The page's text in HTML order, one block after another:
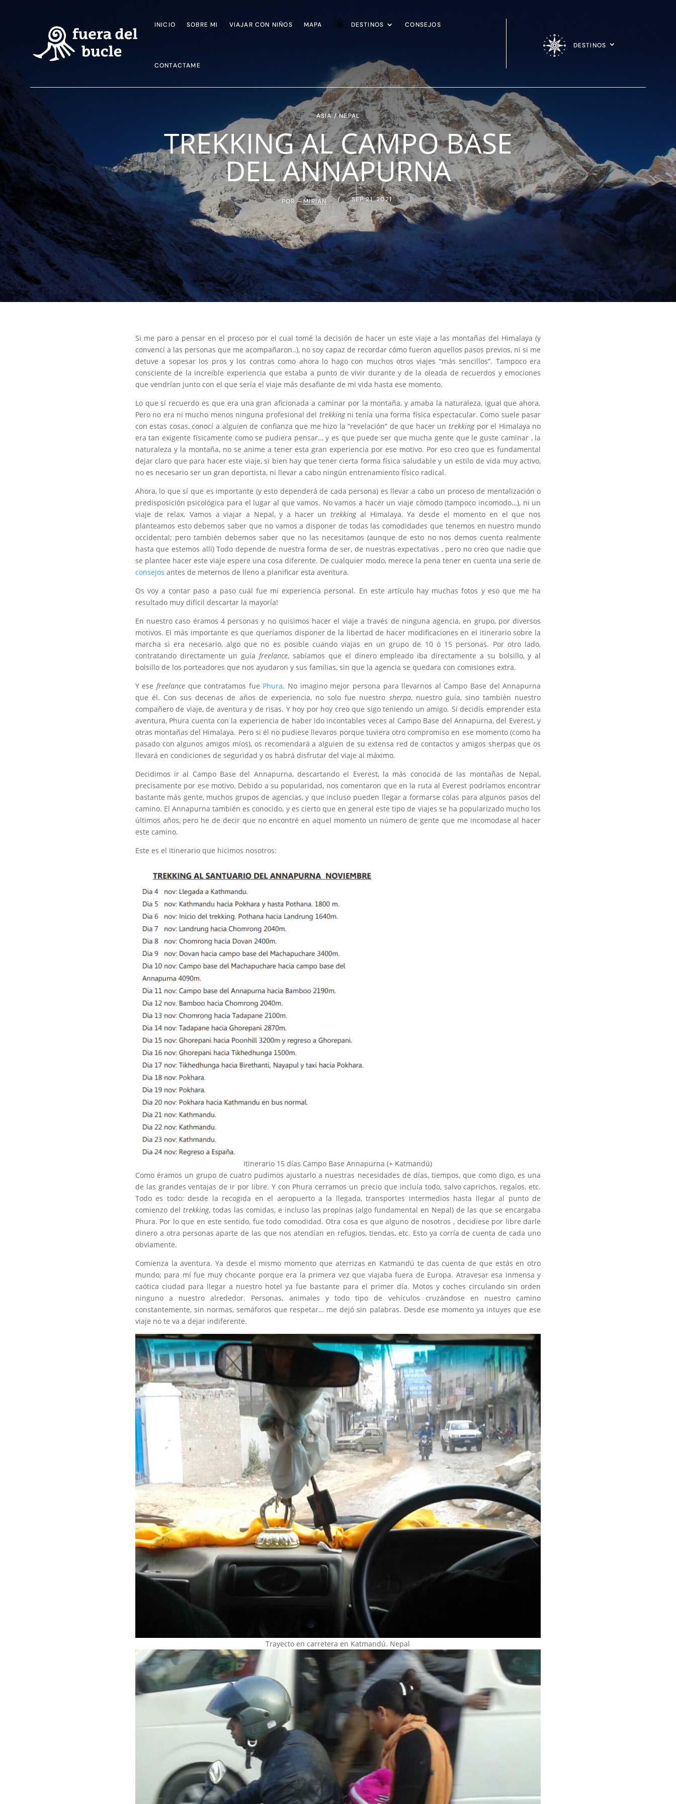
INICIO SOBRE MI VIAJAR CON NIÑOS MAPA DESTINOS CONSEJOS
CONTACTAME
DESTINOS
ASIA/NEPAL
TREKKING AL CAMPO BASE
DEL ANNAPURNA
POR -MIRIAN / SEP 21, 2021
Si me paro a pensar en el proceso por el cual tomé la decisión de hacer un este viaje a las montañas del Himalaya (y
convencí a las personas que me acompañaron..), no soy capaz de recordar cómo fueron aquellos pasos previos, ni si me
detuve a sopesar los pros y los contras como ahora lo hago con muchos otros viajes “más sencillos”. Tampoco era
consciente de la increíble experiencia que estaba a punto de vivir durante y de la oleada de recuerdos y emociones
que vendrían junto con el que sería el viaje más desafiante de mi vida hasta ese momento.
Lo que sí recuerdo es que era una gran aficionada a caminar por la montaña, y amaba la naturaleza, igual que ahora.
Pero no era ni mucho menos ninguna profesional del trekkingni tenía una forma física espectacular. Como suele pasar
con estas cosas, conocí a alguien de confianza que me hizo la “revelación” de que hacer untrekkingpor el Himalaya no
era tan exigente físicamente como se pudiera pensar… y es que puede ser que mucha gente que le guste caminar , la
naturaleza y la montaña, no se anime a tener esta gran experiencia por ese motivo. Por eso creo que es fundamental
dejar claro que para hacer este viaje, si bien hay que tener cierta forma física saludable y un estilo de vida muy activo,
no es necesario ser un gran deportista, ni llevar a cabo ningún entrenamiento físico radical.
Ahora, lo que sí que es importante (y esto dependerá de cada persona) es llevar a cabo un proceso de mentalización o
predisposición psicológica para el lugar al que vamos. No vamos a hacer un viaje cómodo (tampoco incomodo…), ni un
viaje de relax. Vamos a viajar a Nepal, y a hacer untrekkingal Himalaya. Ya desde el momento en el que nos
planteamos esto debemos saber que no vamos a disponer de todas las comodidades que tenemos en nuestro mundo
occidental; pero también debemos saber que no las necesitamos (aunque de esto no nos demos cuenta realmente
hasta que estemos allí) Todo depende de nuestra forma de ser, de nuestras expectativas , pero no creo que nadie que
se plantee hacer este viaje espere una cosa diferente. De cualquier modo, merece la pena tener en cuenta una serie de
consejos antes de meternos de lleno a planificar esta aventura.
Os voy a contar paso a paso cuál fue mi experiencia personal. En este artículo hay muchas fotos y eso que me ha
resultado muy difícil descartar la mayoría!
En nuestro caso éramos 4 personas y no quisimos hacer el viaje a través de ninguna agencia, en grupo, por diversos
motivos. El más importante es que queríamos disponer de la libertad de hacer modificaciones en el itinerario sobre la
marcha si era necesario, algo que no es posible cuando viajas en un grupo de 10 ó 15 personas. Por otro lado,
contratando directamente un guíafreelance, sabíamos que el dinero empleado iba directamente a su bolsillo, y al
bolsillo de los porteadores que nos ayudaron y sus familias, sin que la agencia se quedara con comisiones extra.
Y esefreelance que contratamos fue Phura. No imagino mejor persona para llevarnos al Campo Base del Annapurna
que él. Con sus decenas de años de experiencia, no solo fue nuestro sherpa, nuestro guía, sino también nuestro
compañero de viaje, de aventura y de risas. Y hoy por hoy creo que sigo teniendo un amigo. Si decidís emprender esta
aventura, Phura cuenta con la experiencia de haber ido incontables veces al Campo Base del Annapurna, del Everest, y
otras montañas del Himalaya. Pero si él no pudiese llevaros porque tuviera otro compromiso en ese momento (como ha
pasado con algunos amigos míos), os recomendará a alguien de su extensa red de contactos y amigos sherpas que os
llevará en condiciones de seguridad y os habrá disfrutar del viaje al máximo.
Decidimos ir al Campo Base del Annapurna, descartando el Everest, la más conocida de las montañas de Nepal,
precisamente por ese motivo. Debido a su popularidad, nos comentaron que en la ruta al Everest podríamos encontrar
bastante más gente, muchos grupos de agencias, y que incluso pueden llegar a formarse colas para algunos pasos del
camino. El Annapurna también es conocido, y es cierto que en general este tipo de viajes se ha popularizado mucho los
últimos años, pero he de decir que no encontré en aquel momento un número de gente que me incomodase al hacer
este camino.
Este es el itinerario que hicimos nosotros:
Itinerario 15 días Campo Base Annapurna (+ Katmandú)
Como éramos un grupo de cuatro pudimos ajustarlo a nuestras necesidades de días, tiempos, que como digo, es una
de las grandes ventajas de ir por libre. Y con Phura cerramos un precio que incluía todo, salvo caprichos, regalos, etc.
Todo es todo: desde la recogida en el aeropuerto a la llegada, transportes intermedios hasta llegar al punto de
comienzo del trekking, todas las comidas, e incluso las propinas (algo fundamental en Nepal) de las que se encargaba
Phura. Por lo que en este sentido, fue todo comodidad. Otra cosa es que alguno de nosotros , decidiese por libre darle
dinero a otra personas aparte de las que nos atendían en refugios, tiendas, etc. Esto ya corría de cuenta de cada uno
obviamente.
Comienza la aventura. Ya desde el mismo momento que aterrizas en Katmandú te das cuenta de que estás en otro
mundo; para mí fue muy chocante porque era la primera vez que viajaba fuera de Europa. Atravesar esa inmensa y
caótica ciudad para llegar a nuestro hotel ya fue bastante para el primer día. Motos y coches circulando sin orden
ninguno a nuestro alrededor. Personas, animales y todo tipo de vehículos cruzándose en nuestro camino
constantemente, sin normas, semáforos que respetar… me dejó sin palabras. Desde ese momento ya intuyes que ese
viaje no te va a dejar indiferente.
Trayecto en carretera en Katmandú. Nepal